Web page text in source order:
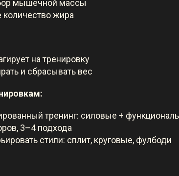
мышечной массы
жира
на тренировку
и сбрасывать вес
тренинг: силовые +
3–4 подхода
стили: сплит, круговые, фулбоди